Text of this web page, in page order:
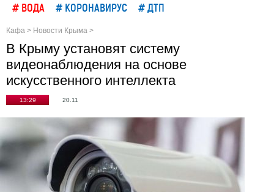
# ВОДА # КОРОНАВИРУС # ДТП
Кафа > Новости Крыма >
В Крыму установят систему
видеонаблюдения на основе
искусственного интеллекта
13:29 20.11